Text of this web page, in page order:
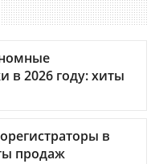
в 2026 году: хиты
в
продаж